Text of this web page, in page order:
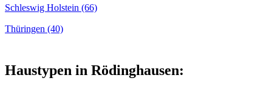
Schleswig Holstein (66)
Thüringen (40)
Haustypen in Rödinghausen: